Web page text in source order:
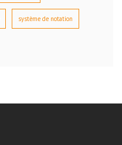
système de notation